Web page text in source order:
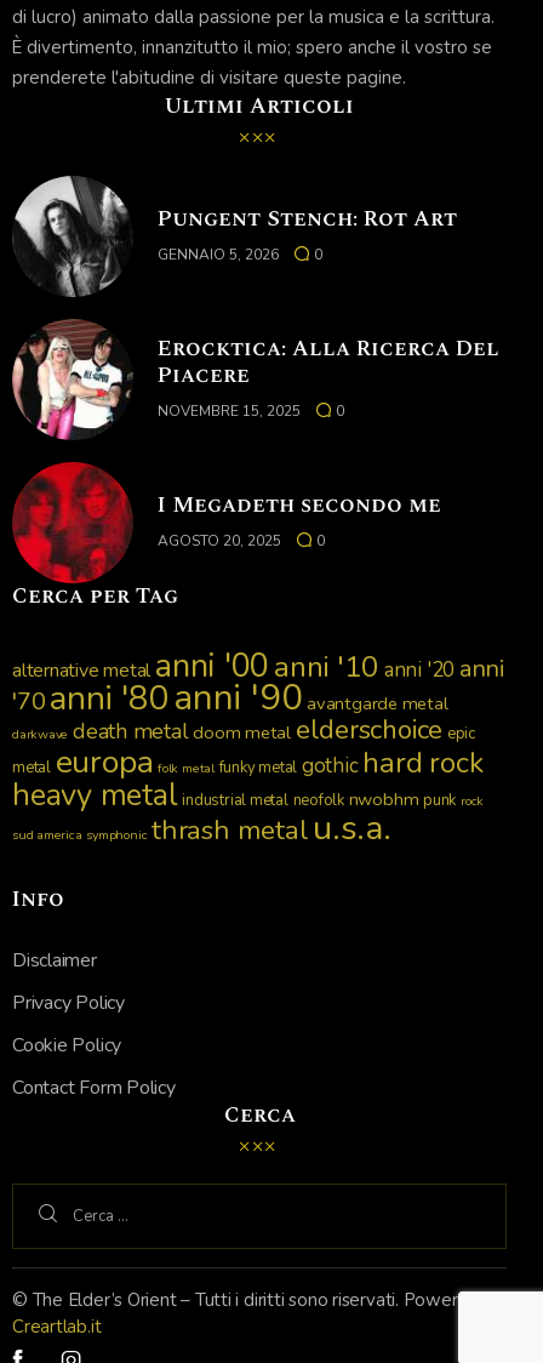
di lucro) animato dalla passione per la musica e la scrittura.
È divertimento, innanzitutto il mio; spero anche il vostro se
prenderete l'abitudine di visitare queste pagine.
Ultimi Articoli
Pungent Stench: Rot Art
GENNAIO 5, 2026 0
Erocktica: Alla Ricerca Del
Piacere
NOVEMBRE 15, 2025 0
I Megadeth secondo me
AGOSTO 20, 2025 0
Cerca per Tag
alternative metal anni '00anni '10 anni '20 anni
'70anni '80anni '90 avantgarde metal
darkwave death metaldoom metal elderschoice epic
metal europa folk metal funky metal gothic hard rock
heavy metal industrial metal neofolk nwobhm punk rock
sud america symphonic thrash metalu.s.a.
Info
Disclaimer
Privacy Policy
Cookie Policy
Contact Form Policy
Cerca
© The Elder’s Orient – Tutti i diritti sono riservati. Powered by
Creartlab.it